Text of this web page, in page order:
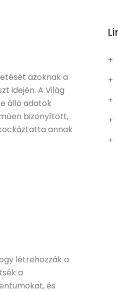
azoknak a
idején. A Világ
álló adatok
bizonyított,
annak
létrehozzák a
a
és